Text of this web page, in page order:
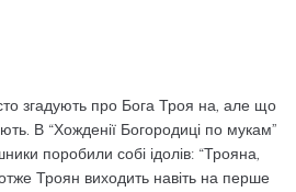
згадують про Бога Троя на, але що
В “Хожденії Богородиці по мукам”
поробили собі ідолів: “Трояна,
Троян виходить навіть на перше